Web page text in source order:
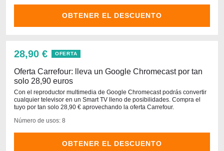
OBTENER EL DESCUENTO
28,90 € OFERTA
Oferta Carrefour: lleva un Google Chromecast por tan
solo 28,90 euros
Con el reproductor multimedia de Google Chromecast podrás convertir
cualquier televisor en un Smart TV lleno de posibilidades. Compra el
tuyo por tan solo 28,90 € aprovechando la oferta Carrefour.
Número de usos: 8
OBTENER EL DESCUENTO